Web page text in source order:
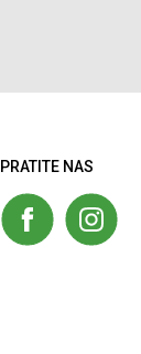
PRATITE NAS